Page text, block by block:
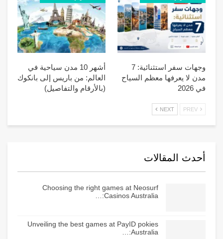
وجهات سفر استثنائية: 7
مدن لا يعرفها معظم السياح
في 2026
أشهر 10 مدن سياحية في
العالم: من باريس إلى بانكوك
(بالأرقام والتفاصيل)
NEXT
أحدث المقالات
Choosing the right games at Neosurf
Casinos Australia:…
Unveiling the best games at PayID pokies
Australia:…